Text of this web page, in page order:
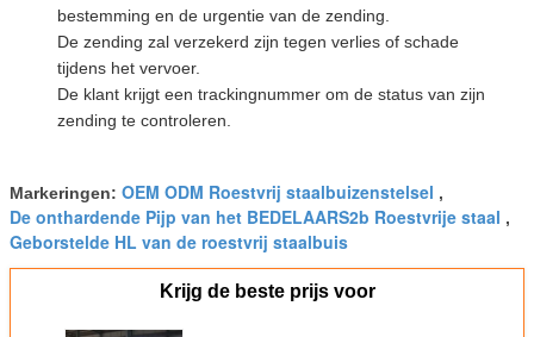
bestemming en de urgentie van de zending.
De zending zal verzekerd zijn tegen verlies of schade
tijdens het vervoer.
De klant krijgt een trackingnummer om de status van zijn
zending te controleren.
Markeringen: OEM ODM Roestvrij staalbuizenstelsel ,
De onthardende Pijp van het BEDELAARS2b Roestvrije staal ,
Geborstelde HL van de roestvrij staalbuis
Krijg de beste prijs voor